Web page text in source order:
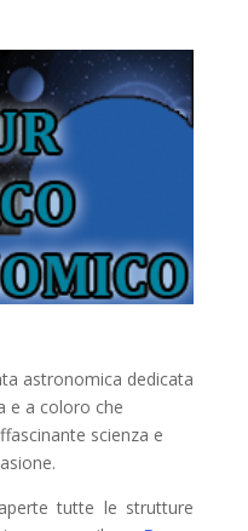
astronomica dedicata
e a coloro che
scienza e
tutte le strutture